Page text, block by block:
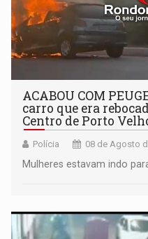
ACABOU COM
carro que era
Centro de Porto
Polícia 08 de Agosto
Mulheres estavam indo